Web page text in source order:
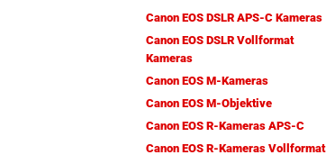
Canon EOS DSLR APS-C Kameras
Canon EOS DSLR Vollformat
Kameras
Canon EOS M-Kameras
Canon EOS M-Objektive
Canon EOS R-Kameras APS-C
Canon EOS R-Kameras Vollformat